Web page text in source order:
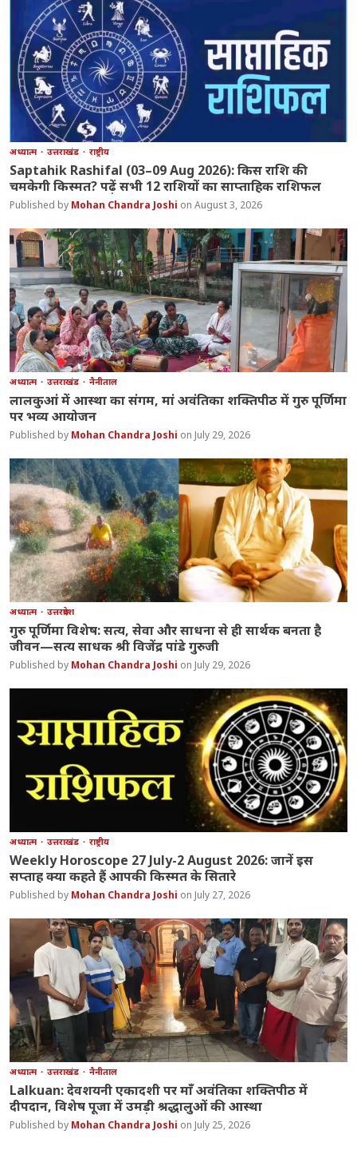
अध्यात्म उत्तराखंड राष्ट्रीय
Saptahik Rashifal (03–09 Aug 2026): किस राशि की
चमकेगी किस्मत? पढ़ें सभी 12 राशियों का साप्ताहिक राशिफल
Mohan Chandra Joshi August 3, 2026
अध्यात्म उत्तराखंड नैनीताल
लालकुआं में आस्था का संगम, मां अवंतिका शक्तिपीठ में गुरु पूर्णिमा
पर भव्य आयोजन
Mohan Chandra Joshi July 29, 2026
अध्यात्म उत्तरप्रदेश
गुरु पूर्णिमा विशेष: सत्य, सेवा और साधना से ही सार्थक बनता है
जीवन—सत्य साधक श्री विजेंद्र पांडे गुरुजी
Mohan Chandra Joshi July 29, 2026
अध्यात्म उत्तराखंड राष्ट्रीय
Weekly Horoscope 27 July-2 August 2026: जानें इस
सप्ताह क्या कहते हैं आपकी किस्मत के सितारे
Mohan Chandra Joshi July 27, 2026
अध्यात्म उत्तराखंड नैनीताल
Lalkuan: देवशयनी एकादशी पर माँ अवंतिका शक्तिपीठ में
दीपदान, विशेष पूजा में उमड़ी श्रद्धालुओं की आस्था
Mohan Chandra Joshi July 25, 2026